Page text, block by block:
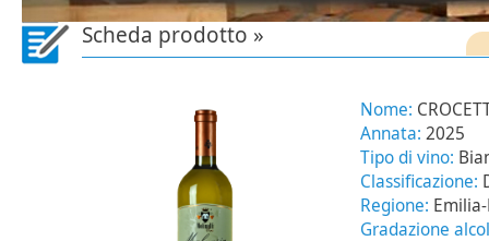
Scheda prodotto »
Nome:
Annata: 2025
Tipo di vino:
Classificazione:
Regione:
Gradazione